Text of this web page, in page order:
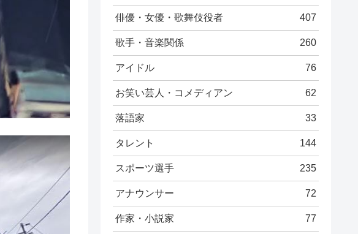
俳優・女優・歌舞伎役者 407
歌手・音楽関係 260
アイドル 76
お笑い芸人・コメディアン 62
落語家 33
タレント 144
スポーツ選手 235
アナウンサー 72
作家・小説家 77